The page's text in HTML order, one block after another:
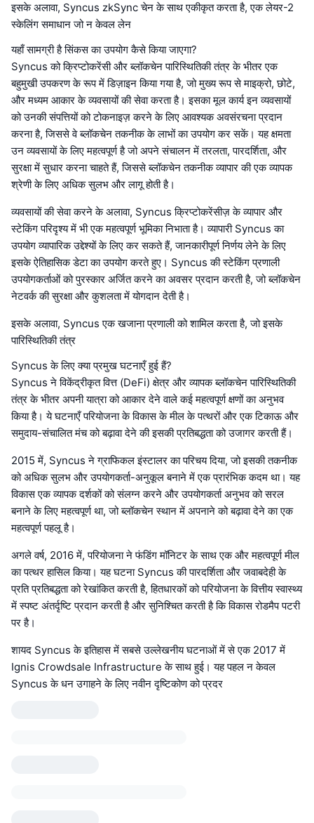
इसके अलावा, Syncus zkSync चेन के साथ एकीकृत करता है, एक लेयर-2
स्केलिंग समाधान जो न केवल लेन
यहाँ सामग्री है सिंकस का उपयोग कैसे किया जाएगा?
Syncus को क्रिप्टोकरेंसी और ब्लॉकचेन पारिस्थितिकी तंत्र के भीतर एक
बहुमुखी उपकरण के रूप में डिज़ाइन किया गया है, जो मुख्य रूप से माइक्रो, छोटे,
और मध्यम आकार के व्यवसायों की सेवा करता है। इसका मूल कार्य इन व्यवसायों
को उनकी संपत्तियों को टोकनाइज़ करने के लिए आवश्यक अवसंरचना प्रदान
करना है, जिससे वे ब्लॉकचेन तकनीक के लाभों का उपयोग कर सकें। यह क्षमता
उन व्यवसायों के लिए महत्वपूर्ण है जो अपने संचालन में तरलता, पारदर्शिता, और
सुरक्षा में सुधार करना चाहते हैं, जिससे ब्लॉकचेन तकनीक व्यापार की एक व्यापक
श्रेणी के लिए अधिक सुलभ और लागू होती है।
व्यवसायों की सेवा करने के अलावा, Syncus क्रिप्टोकरेंसीज़ के व्यापार और
स्टेकिंग परिदृश्य में भी एक महत्वपूर्ण भूमिका निभाता है। व्यापारी Syncus का
उपयोग व्यापारिक उद्देश्यों के लिए कर सकते हैं, जानकारीपूर्ण निर्णय लेने के लिए
इसके ऐतिहासिक डेटा का उपयोग करते हुए। Syncus की स्टेकिंग प्रणाली
उपयोगकर्ताओं को पुरस्कार अर्जित करने का अवसर प्रदान करती है, जो ब्लॉकचेन
नेटवर्क की सुरक्षा और कुशलता में योगदान देती है।
इसके अलावा, Syncus एक खजाना प्रणाली को शामिल करता है, जो इसके
पारिस्थितिकी तंत्र
Syncus के लिए क्या प्रमुख घटनाएँ हुई हैं?
Syncus ने विकेंद्रीकृत वित्त (DeFi) क्षेत्र और व्यापक ब्लॉकचेन पारिस्थितिकी
तंत्र के भीतर अपनी यात्रा को आकार देने वाले कई महत्वपूर्ण क्षणों का अनुभव
किया है। ये घटनाएँ परियोजना के विकास के मील के पत्थरों और एक टिकाऊ और
समुदाय-संचालित मंच को बढ़ावा देने की इसकी प्रतिबद्धता को उजागर करती हैं।
2015 में, Syncus ने ग्राफिकल इंस्टालर का परिचय दिया, जो इसकी तकनीक
को अधिक सुलभ और उपयोगकर्ता-अनुकूल बनाने में एक प्रारंभिक कदम था। यह
विकास एक व्यापक दर्शकों को संलग्न करने और उपयोगकर्ता अनुभव को सरल
बनाने के लिए महत्वपूर्ण था, जो ब्लॉकचेन स्थान में अपनाने को बढ़ावा देने का एक
महत्वपूर्ण पहलू है।
अगले वर्ष, 2016 में, परियोजना ने फंडिंग मॉनिटर के साथ एक और महत्वपूर्ण मील
का पत्थर हासिल किया। यह घटना Syncus की पारदर्शिता और जवाबदेही के
प्रति प्रतिबद्धता को रेखांकित करती है, हितधारकों को परियोजना के वित्तीय स्वास्थ्य
में स्पष्ट अंतर्दृष्टि प्रदान करती है और सुनिश्चित करती है कि विकास रोडमैप पटरी
पर है।
शायद Syncus के इतिहास में सबसे उल्लेखनीय घटनाओं में से एक 2017 में
Ignis Crowdsale Infrastructure के साथ हुई। यह पहल न केवल
Syncus के धन उगाहने के लिए नवीन दृष्टिकोण को प्रदर